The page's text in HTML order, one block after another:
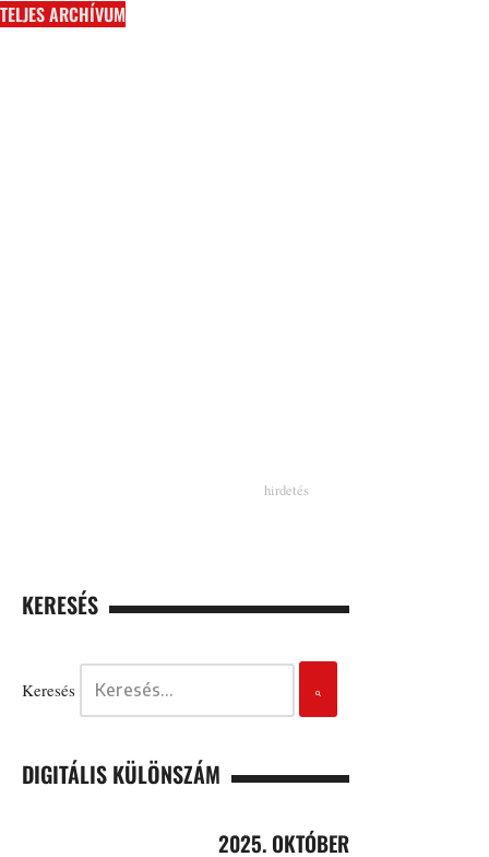
TELJES ARCHÍVUM
KERESÉS
Keresés
DIGITÁLIS KÜLÖNSZÁM
2025. OKTÓBER